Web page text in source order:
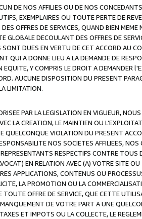
DE NOS AFFILIES OU DE NOS
EXEMPLAIRES OU TOUTE PERTE DE
OFFRES DE SERVICES, QUAND BIEN
GLOBALE DECOULANT DES OFFRES DE
DUES EN VERTU DE CET ACCORD AU
QUI A DONNE LIEU A LA DEMANDE DE
EQUITE, Y COMPRIS LE DROIT A DEMANDER
AUCUNE DISPOSITION DU PRESENT
LIMITATION.
PAR LA LEGISLATION EN VIGUEUR,
LA CREATION, LE MAINTIEN OU
QUELCONQUE VIOLATION DU PRESENT
NOS SOCIETES AFFILIEES,
RESPECTIFS CONTRE
EN RELATION AVEC (A) VOTRE SITE
APPLICATIONS, CONTENUS OU
LA PROMOTION OU LA
OFFRE DE SERVICE, QUE CETTE
DE VOTRE PART A UNE
ET IMPOTS OU LA COLLECTE, LE